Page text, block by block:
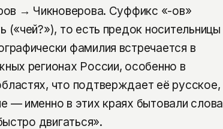
→ Чикноверова. Суффикс «-ов»
(«чей?»), то есть предок носительницы
фамилия встречается в
регионах России, особенно в
что подтверждает её русское,
— именно в этих краях бытовали слова
двигаться».